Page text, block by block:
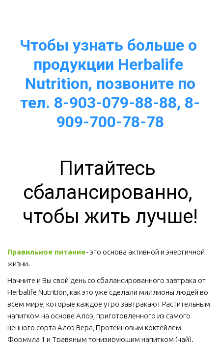
Чтобы узнать больше о
продукции Herbalife
Nutrition, позвоните по
тел. 8-903-079-88-88, 8-
909-700-78-78
Питайтесь
сбалансированно,
чтобы жить лучше!
Правильное питание - это основа активной и энергичной
жизни.
Начните и Вы свой день со сбалансированного завтрака от
Herbalife Nutrition, как это уже сделали миллионы людей во
всем мире, которые каждое утро завтракают Растительным
напитком на основе Алоэ, приготовленного из самого
ценного сорта Алоэ Вера, Протеиновым коктейлем
Формула 1 и Травяным тонизирующим напитком (чай).